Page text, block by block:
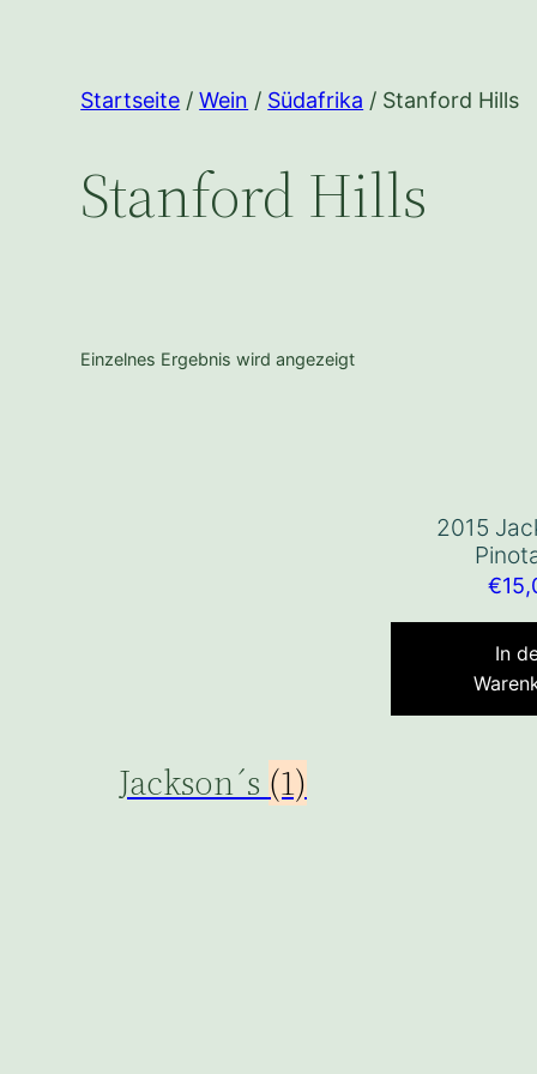
Startseite /Wein / Südafrika / Stanford Hills
Stanford Hills
Einzelnes Ergebnis wird angezeigt
Jackson´s (1)
2015
€
In